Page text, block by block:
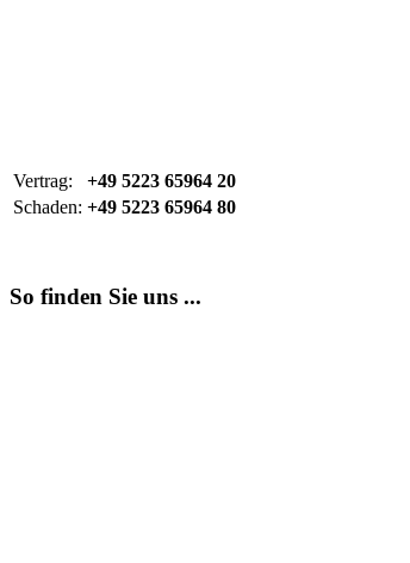
Vertrag:
+49 5223 65964 20
Schaden: +49 5223 65964 80
So finden Sie uns ...